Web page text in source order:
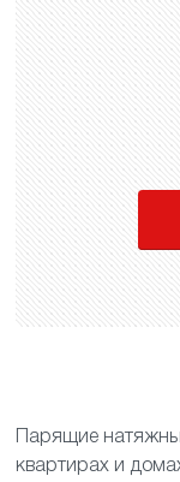
Парящие
квартирах и